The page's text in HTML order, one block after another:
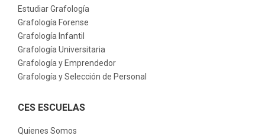
Estudiar Grafología
Grafología Forense
Grafología Infantil
Grafología Universitaria
Grafología y Emprendedor
Grafología y Selección de Personal
CES ESCUELAS
Quienes Somos